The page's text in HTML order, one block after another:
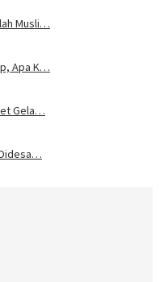
Musli…
Apa K…
Gela…